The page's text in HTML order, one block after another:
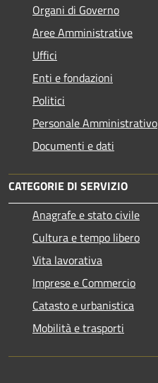
Organi di Governo
Aree Amministrative
Uffici
Enti e fondazioni
Politici
Personale Amministrativo
Documenti e dati
CATEGORIE DI SERVIZIO
Anagrafe e stato civile
Cultura e tempo libero
Vita lavorativa
Imprese e Commercio
Catasto e urbanistica
Mobilità e trasporti